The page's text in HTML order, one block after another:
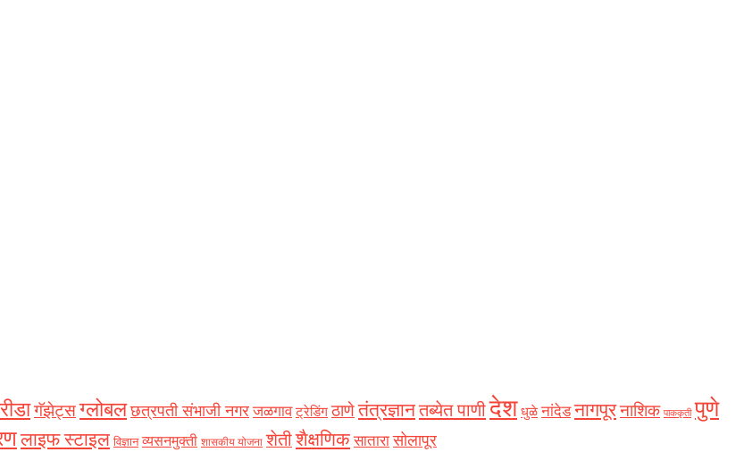
गॅझेट्सग्लोबल छत्रपती संभाजी नगर जळगाव ट्रेडिंग ठाणेतंत्रज्ञानतब्येत पाणीदेश धुळे नांदेड नागपूरनाशिक पाककृती पुणे
लाइफ स्टाइल विज्ञान व्यसनमुक्ती शासकीय योजना शेतीशैक्षणिक सातारा सोलापूर